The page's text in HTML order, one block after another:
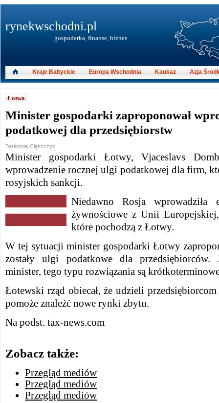
Łotwa
Minister gospodarki zaproponował
podatkowej dla przedsiębiorstw
Bartłomiej Cięszczyk
Minister gospodarki Łotwy, Vjaceslavs
wprowadzenie rocznej ulgi podatkowej dla firm,
rosyjskich sankcji.
Niedawno Rosja wprowadziła
żywnościowe z Unii
które pochodzą z Łotwy.
W tej sytuacji minister gospodarki Łotwy
zostały ulgi podatkowe dla przedsiębiorców.
minister, tego typu rozwiązania są
Łotewski rząd obiecał, że udzieli
pomoże znaleźć nowe rynki zbytu.
Na podst. tax-news.com
Zobacz także:
Przegląd mediów
Przegląd mediów
Przegląd mediów
rynekwschodni.pl
gospodarka, finanse, biznes
Kraje Bałtyckie Europa Wschodnia Kaukaz Azja